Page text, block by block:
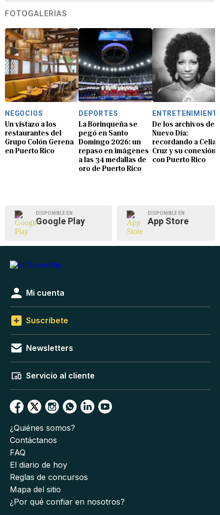
FOTOGALERÍAS
NEGOCIOS
Un vistazo a los
restaurantes del
Grupo Colón Gerena
en Puerto Rico
DEPORTES
La Borinqueña se
pegó en Santo
Domingo 2026: un
repaso en imágenes
a las 34 medallas de
oro de Puerto Rico
De los archivos de
Nuevo Día:
recordando a Celia
Cruz y su conexión
con Puerto Rico
DISPONIBLE EN
Google Play
DISPONIBLE EN
App Store
Mi cuenta
Suscríbete
Newsletters
Servicio al cliente
¿Quiénes somos?
Contáctanos
FAQ
El diario de hoy
Reglas de concursos
Mapa del sitio
¿Por qué confiar en nosotros?